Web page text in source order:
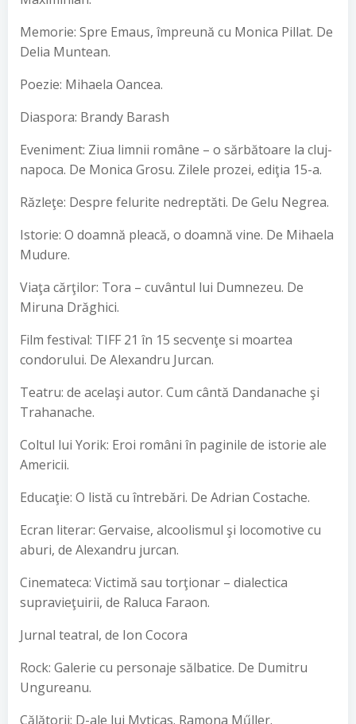
Memorie: Spre Emaus, împreună cu Monica Pillat. De
Delia Muntean.
Poezie: Mihaela Oancea.
Diaspora: Brandy Barash
Eveniment: Ziua limnii române – o sărbătoare la cluj-
napoca. De Monica Grosu. Zilele prozei, ediţia 15-a.
Răzleţe: Despre felurite nedreptăti. De Gelu Negrea.
Istorie: O doamnă pleacă, o doamnă vine. De Mihaela
Mudure.
Viaţa cărţilor: Tora – cuvântul lui Dumnezeu. De
Miruna Drăghici.
Film festival: TIFF 21 în 15 secvenţe si moartea
condorului. De Alexandru Jurcan.
Teatru: de acelaşi autor. Cum cântă Dandanache şi
Trahanache.
Coltul lui Yorik: Eroi români în paginile de istorie ale
Americii.
Educaţie: O listă cu întrebări. De Adrian Costache.
Ecran literar: Gervaise, alcoolismul şi locomotive cu
aburi, de Alexandru jurcan.
Cinemateca: Victimă sau torţionar – dialectica
supravieţuirii, de Raluca Faraon.
Jurnal teatral, de Ion Cocora
Rock: Galerie cu personaje sălbatice. De Dumitru
Ungureanu.
Călătorii: D-ale lui Myticas. Ramona Műller.